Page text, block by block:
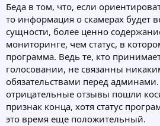
Беда в том, что, если
то информация о скамерах будет
сущности, более ценно
мониторинге, чем статус, в
программа. Ведь те, кто
голосовании, не связанны
обязательствами перед
отрицательные отзывы пошли
признак конца, хотя статус
это время еще положительный.